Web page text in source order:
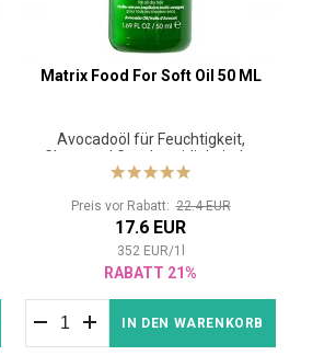
Matrix Food For Soft Oil 50 ML
Avocadoöl für Feuchtigkeit,
Glanz und Geschmeidigkeit der
Haare
Preis vor Rabatt:22.4 EUR
17.6 EUR
352 EUR/1
RABATT 21%
IN DEN WARENKORB